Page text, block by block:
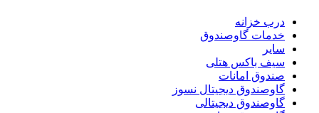
درب خزانه
خدمات گاوصندوق
سایر
سیف باکس هتلی
صندوق امانات
گاوصندوق دیجیتال نسوز
گاوصندوق دیجیتالی